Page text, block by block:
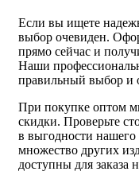
Если вы ищете
выбор очевиден.
прямо сейчас и
Наши
правильный выбор и
При покупке оптом
скидки. Проверьте
в выгодности
множество других
доступны для заказа